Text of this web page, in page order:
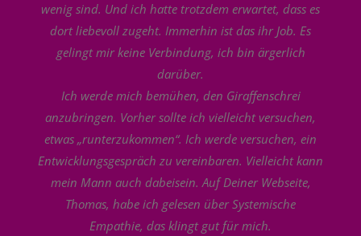
wenig sind. Und ich hatte trotzdem erwartet, dass es
dort liebevoll zugeht. Immerhin ist das ihr Job. Es
gelingt mir keine Verbindung, ich bin ärgerlich
darüber.
Ich werde mich bemühen, den Giraffenschrei
anzubringen. Vorher sollte ich vielleicht versuchen,
etwas „runterzukommen“. Ich werde versuchen, ein
Entwicklungsgespräch zu vereinbaren. Vielleicht kann
mein Mann auch dabeisein. Auf Deiner Webseite,
Thomas, habe ich gelesen über Systemische
Empathie, das klingt gut für mich.